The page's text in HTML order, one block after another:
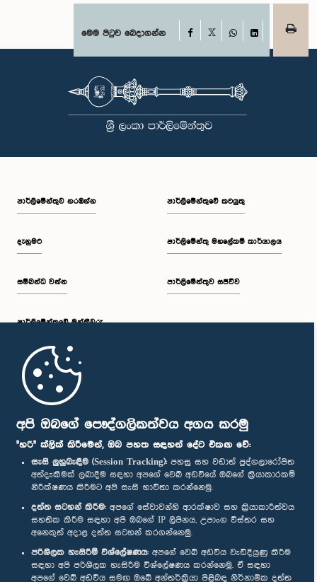
අපි ඔබගේ පෞද්ගලිකත්වය අගය කරමු
"හරි" ක්ලික් කිරීමෙන්, ඔබ පහත සඳහන් දේට එකඟ වේ:
සැසි ලුහුබැඳීම (Session Tracking): පහසු සහ වඩාත් පුද්ගලාරෝපිත
අත්දැකීමක් ලබාදීම සඳහා අපගේ වෙබ් අඩවියේ ඔබගේ ක්‍රියාකාරකම්
නිරීක්ෂණය කිරීමට අපි සැසි භාවිතා කරන්නෙමු.
දත්ත සටහන් කිරීම: අපගේ සේවාවන්හි ආරක්ෂාව සහ ක්‍රියාකාරීත්වය
සහතික කිරීම සඳහා අපි ඔබගේ IP ලිපිනය, උපාංග විස්තර සහ
අනෙකුත් අදාළ දත්ත සටහන් කරගන්නෙමු.
පරිශීලක හැසිරීම් විශ්ලේෂණය: අපගේ වෙබ් අඩවිය වැඩිදියුණු කිරීම
සඳහා අපි පරිශීලක හැසිරීම විශ්ලේෂණය කරන්නෙමු. ඒ සඳහා
අපගේ වෙබ් අඩවිය සමඟ ඔබේ අන්තර්ක්‍රියා පිළිබඳ නිර්නාමික දත්ත
මෙම පිටුව බෙදාගන්න Facebook
WhatsAppLinkedIn
පාර්ලි‌මේන්තුව නරඹන්න
දැනුමට
සම්බන්ධ වන්න
පාර්ලි‌මේන්තුවේ මන්ත්‍රීවරු
මුල් පිටුව
පාර්ලිමේන්තුවේ කටයුතු
පාර්ලිමේන්තු මහලේකම් කාර්යාලය
පාර්ලිමේන්තුව සජීවීව
පාර්ලිමේන්තු ජංගම යෙදුම
අප හා සම්බන්ධ වී සිටින්න :
සම්මාන